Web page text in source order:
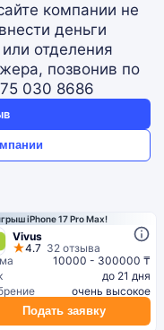
компании не
деньги
отделения
позвонив по
030 8686
iPhone 17 Pro Max!
Vivus
4.7 32 отзыва
10000 - 300000 ₸
до 21 дня
очень высокое
Подать заявку